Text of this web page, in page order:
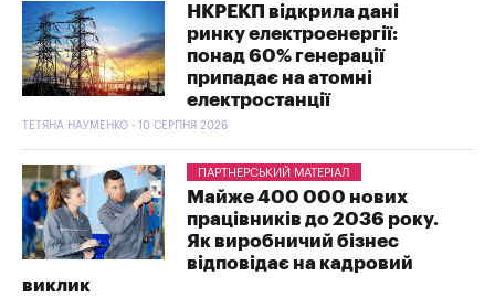
НКРЕКП відкрила дані
ринку електроенергії:
понад 60% генерації
припадає на атомні
електростанції
ТЕТЯНА НАУМЕНКО - 10 СЕРПНЯ 2026
ПАРТНЕРСЬКИЙ МАТЕРІАЛ
Майже 400 000 нових
працівників до 2036 року.
Як виробничий бізнес
відповідає на кадровий
виклик